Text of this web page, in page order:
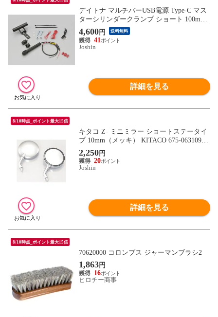
デイトナ マルチバーUSB電源 Type-C マス
ターシリンダークランプ ショート 100mm
（ブラック） DAYTONA 17674 【返品種別
B】
4,600円 送料無料
41
Joshin
詳細を見る
8/10時点_ポイント最大15倍
キタコ Z- ミニミラー ショートステータイ
プ 10mm（メッキ） KITACO 675-0631091
【返品種別A】
2,250円
20
Joshin
詳細を見る
8/10時点_ポイント最大15倍
70620000 コロンブス ジャーマンブラシ2
1,863円
16
ヒロチー商事